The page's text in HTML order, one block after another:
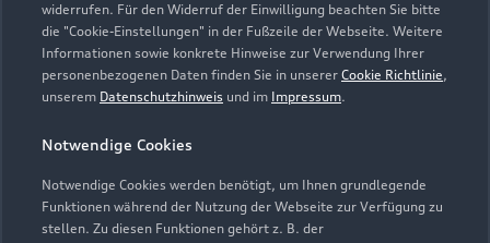
widerrufen. Für den Widerruf der Einwilligung beachten Sie bitte
die "Cookie-Einstellungen" in der Fußzeile der Webseite. Weitere
Informationen sowie konkrete Hinweise zur Verwendung Ihrer
personenbezogenen Daten finden Sie in unserer Cookie Richtlinie,
unserem Datenschutzhinweis und im Impressum.
Notwendige Cookies
Notwendige Cookies werden benötigt, um Ihnen grundlegende
Funktionen während der Nutzung der Webseite zur Verfügung zu
stellen. Zu diesen Funktionen gehört z. B. der
089 759020
info@christl-schowalter.de
Kontaktdaten herunterladen